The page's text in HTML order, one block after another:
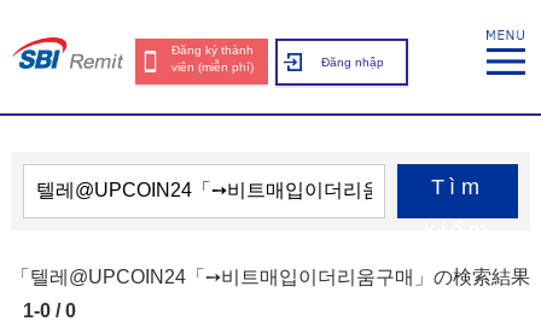
Đăng ký thành
viên (miễn phí)
Đăng nhập
Tìm
「텔레@UPCOIN24「➙비트매입이더리움구매」の検索結果
1-0 / 0